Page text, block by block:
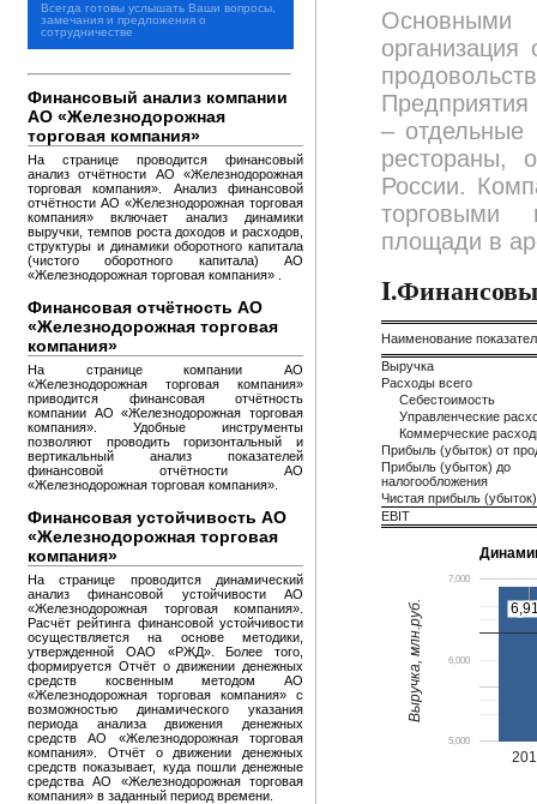
Всегда готовы услышать Ваши вопросы,
замечания и предложения о
сотрудничестве
Финансовый анализ компании
АО «Железнодорожная
торговая компания»
На странице проводится финансовый
анализ отчётности АО «Железнодорожная
торговая компания». Анализ финансовой
отчётности АО «Железнодорожная торговая
компания» включает анализ динамики
выручки, темпов роста доходов и расходов,
структуры и динамики оборотного капитала
(чистого оборотного капитала) АО
«Железнодорожная торговая компания» .
Финансовая отчётность АО
«Железнодорожная торговая
компания»
На странице компании АО
«Железнодорожная торговая компания»
приводится финансовая отчётность
компании АО «Железнодорожная торговая
компания». Удобные инструменты
позволяют проводить горизонтальный и
вертикальный анализ показателей
финансовой отчётности АО
«Железнодорожная торговая компания».
Финансовая устойчивость АО
«Железнодорожная торговая
компания»
На странице проводится динамический
анализ финансовой устойчивости АО
«Железнодорожная торговая компания».
Расчёт рейтинга финансовой устойчивости
осуществляется на основе методики,
утвержденной ОАО «РЖД». Более того,
формируется Отчёт о движении денежных
средств косвенным методом АО
«Железнодорожная торговая компания» с
возможностью динамического указания
периода анализа движения денежных
средств АО «Железнодорожная торговая
компания». Отчёт о движении денежных
средств показывает, куда пошли денежные
средства АО «Железнодорожная торговая
компания» в заданный период времени.
Основными
организация
– отдельные
рестораны,
России.
торговыми
площади в
Наименование
Выручка
Расходы всего
Себестоимость
Управленческие
Коммерческие
Прибыль (убыток) от
Прибыль (убыток) до
налогообложения
Чистая прибыль (убыток)
EBIT
5,000
6,000
7,000
Выручка, млн.руб.